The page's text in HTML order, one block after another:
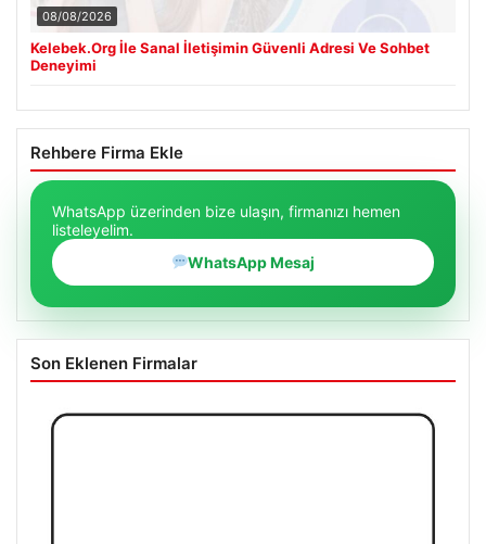
08/08/2026
Kelebek.Org İle Sanal İletişimin Güvenli Adresi Ve Sohbet
Deneyimi
Rehbere Firma Ekle
WhatsApp üzerinden bize ulaşın, firmanızı hemen
listeleyelim.
WhatsApp Mesaj
Son Eklenen Firmalar